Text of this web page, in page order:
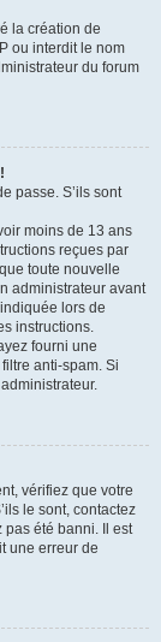
la création de
ou interdit le nom
du forum
passe. S’ils sont
moins de 13 ans
reçues par
toute nouvelle
administrateur avant
lors de
instructions.
fourni une
anti-spam. Si
vérifiez que votre
le sont, contactez
pas été banni. Il est
une erreur de